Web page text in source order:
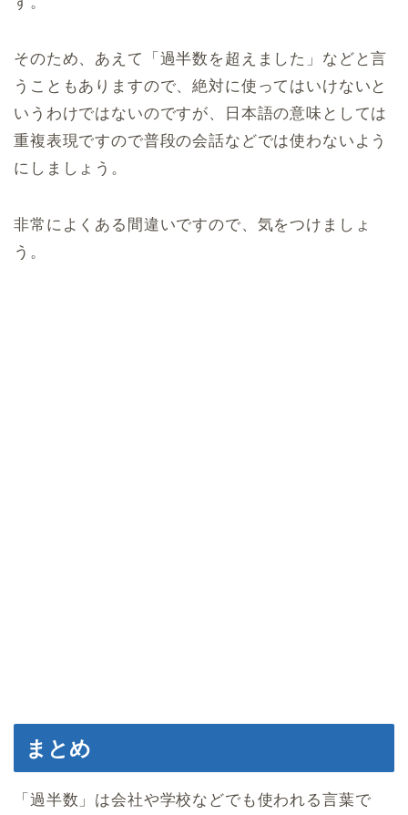
そのため、あえて「過半数を超えました」などと言
うこともありますので、絶対に使ってはいけないと
いうわけではないのですが、日本語の意味としては
重複表現ですので普段の会話などでは使わないよう
にしましょう。
非常によくある間違いですので、気をつけましょ
う。
まとめ
「過半数」は会社や学校などでも使われる言葉で